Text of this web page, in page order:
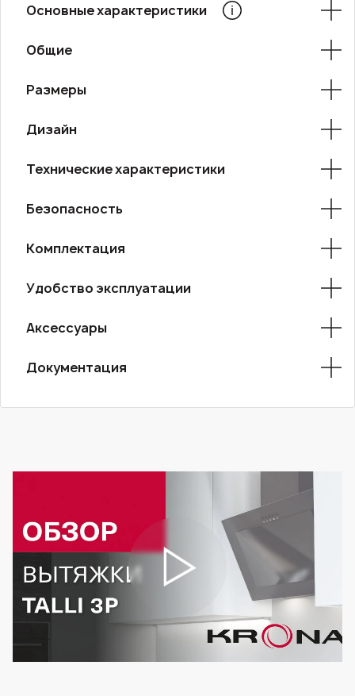
Основные характеристики
Общие
Размеры
Дизайн
Технические характеристики
Безопасность
Комплектация
Удобство эксплуатации
Аксессуары
Документация